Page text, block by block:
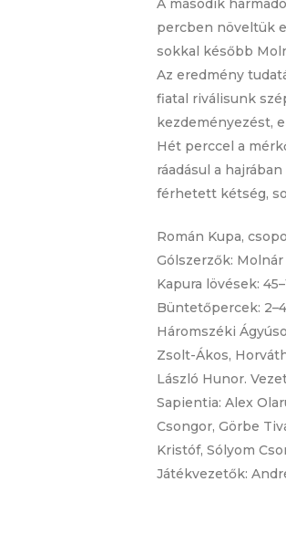
A második
percben növeltük
sokkal később
Az eredmény
fiatal riválisunk
kezdeményezést,
Hét perccel a
ráadásul a
férhetett kétség,
Román Kupa,
Gólszerzők: Molnár
Kapura lövések:
Büntetőpercek: 2–4
Háromszéki
Zsolt-Ákos,
László Hunor.
Sapientia: Alex
Csongor, Görbe
Kristóf, Sólyom
Játékvezetők: